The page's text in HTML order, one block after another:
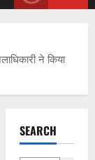
ने किया
SEARCH